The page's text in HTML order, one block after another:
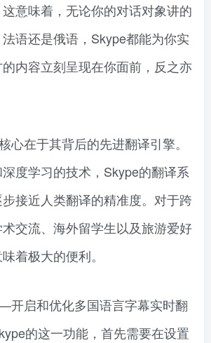
意味着，无论你的对话对象讲的
语还是俄语，Skype都能为你实
内容立刻呈现在你面前，反之亦
心在于其背后的先进翻译引擎。
度学习的技术，Skype的翻译系
接近人类翻译的精准度。对于跨
交流、海外留学生以及旅游爱好
着极大的便利。
启和优化多国语言字幕实时翻
的这一功能，首先需要在设置